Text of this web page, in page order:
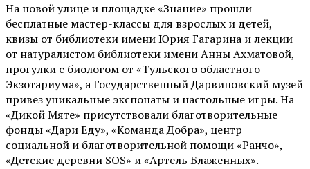
На новой улице и площадке «Знание» прошли
бесплатные мастер-классы для взрослых и детей,
квизы от библиотеки имени Юрия Гагарина и лекции
от натуралистом библиотеки имени Анны Ахматовой,
прогулки с биологом от «Тульского областного
Экзотариума», а Государственный Дарвиновский музей
привез уникальные экспонаты и настольные игры. На
«Дикой Мяте» присутствовали благотворительные
фонды «Дари Еду», «Команда Добра», центр
социальной и благотворительной помощи «Ранчо»,
«Детские деревни SOS» и «Артель Блаженных».